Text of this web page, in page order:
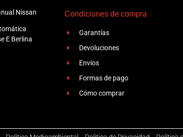
Nissan
E Berlina
Condiciones de compra
Garantías
Devoluciones
Envíos
Formas de pago
Cómo comprar